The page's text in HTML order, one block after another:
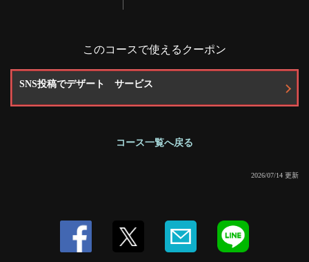
・生レモンサワー／生グレープフルーツサワー／はちみつ生レモンサワー
・≪飲み放題プレミアムコース≫
・【本格焼酎】
・【芋】佐藤の黒／【麦】中々
・生搾りパイナップルサワー／生搾りグレープフルーツ＆ブラッドオレン
キンバイスサワー／シャリキンクエン酸サワー／シャリキンシークワーサー
・【ソフトドリンク】
このコースで使えるクーポン
SNS投稿でデザート サービス
コース一覧へ戻る
2026/07/14 更新